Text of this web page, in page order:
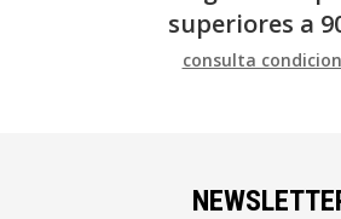
superiores a
consulta